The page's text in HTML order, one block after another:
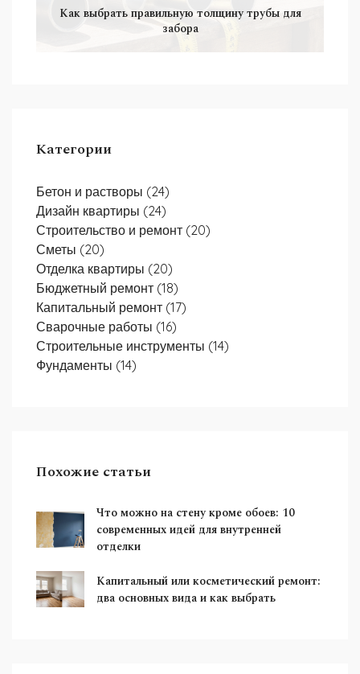
Как выбрать правильную толщину трубы для
забора
Категории
Бетон и растворы (24)
Дизайн квартиры (24)
Строительство и ремонт (20)
Сметы (20)
Отделка квартиры (20)
Бюджетный ремонт (18)
Капитальный ремонт (17)
Сварочные работы (16)
Строительные инструменты (14)
Фундаменты (14)
Похожие статьи
Что можно на стену кроме обоев: 10
современных идей для внутренней
отделки
Капитальный или косметический ремонт:
два основных вида и как выбрать